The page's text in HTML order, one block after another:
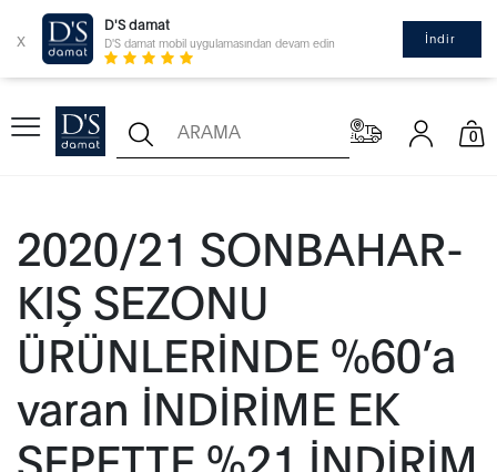
x
D'S damat
D'S damat mobil uygulamasından devam edin İndir
0
2020/21 SONBAHAR-
KIŞ SEZONU
ÜRÜNLERİNDE %60’a
varan İNDİRİME EK
SEPETTE %21 İNDİRİM